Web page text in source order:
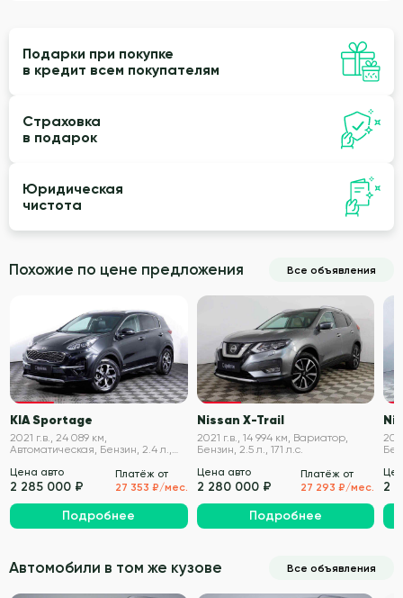
Подарки при покупке
в кредит всем покупателям
Страховка
в подарок
Юридическая
чистота
Похожие по цене предложения Все объявления
VIN проверен
KIA Sportage
2021 г.в., 24 089 км,
Автоматическая, Бензин, 2.4 л.,
Цена авто
2 285 000 ₽
Платёж от
27 353 ₽/мес.
Подробнее
VIN проверен
Nissan X-Trail
2021 г.в., 14 994 км, Вариатор,
Бензин, 2.5 л., 171 л.с.
Цена авто
2 280 000 ₽
Платёж от
27 293 ₽/мес.
Подробнее
2
Автомобили в том же кузове Все объявления